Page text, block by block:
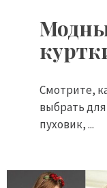
Смотрите,
выбрать
пуховик, ...